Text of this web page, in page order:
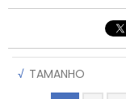
√ TAMANHO